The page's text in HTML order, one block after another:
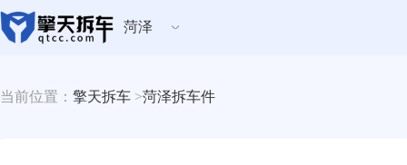
菏泽
当前位置： 擎天拆车 >菏泽拆车件